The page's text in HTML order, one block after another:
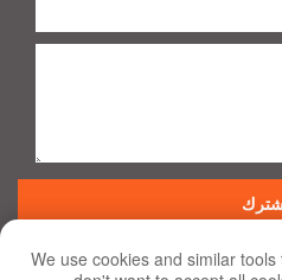
We use cookies and similar